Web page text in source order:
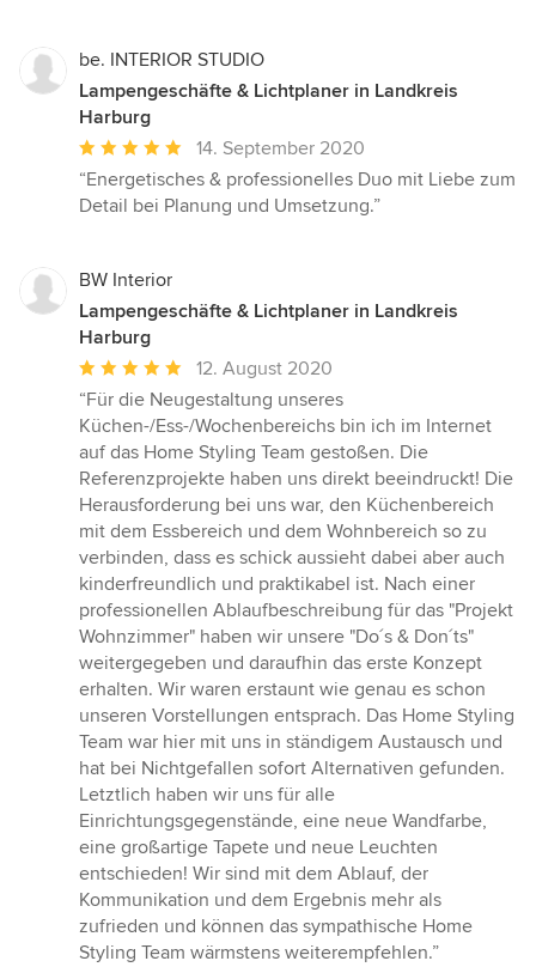
be. INTERIOR STUDIO
Lampengeschäfte & Lichtplaner in Landkreis
Harburg
Durchschnittliche
Bewertung:
5
Sternen
14. September 2020
“Energetisches & professionelles Duo mit Liebe zum
Detail bei Planung und Umsetzung.”
BW Interior
Lampengeschäfte & Lichtplaner in Landkreis
Harburg
Durchschnittliche
Bewertung:
5
von
5
Sternen
12. August 2020
“Für die Neugestaltung unseres
Küchen-/Ess-/Wochenbereichs bin ich im Internet
auf das Home Styling Team gestoßen. Die
Referenzprojekte haben uns direkt beeindruckt! Die
Herausforderung bei uns war, den Küchenbereich
mit dem Essbereich und dem Wohnbereich so zu
verbinden, dass es schick aussieht dabei aber auch
kinderfreundlich und praktikabel ist. Nach einer
professionellen Ablaufbeschreibung für das "Projekt
Wohnzimmer" haben wir unsere "Do´s & Don´ts"
weitergegeben und daraufhin das erste Konzept
erhalten. Wir waren erstaunt wie genau es schon
unseren Vorstellungen entsprach. Das Home Styling
Team war hier mit uns in ständigem Austausch und
hat bei Nichtgefallen sofort Alternativen gefunden.
Letztlich haben wir uns für alle
Einrichtungsgegenstände, eine neue Wandfarbe,
eine großartige Tapete und neue Leuchten
entschieden! Wir sind mit dem Ablauf, der
Kommunikation und dem Ergebnis mehr als
zufrieden und können das sympathische Home
Styling Team wärmstens weiterempfehlen.”